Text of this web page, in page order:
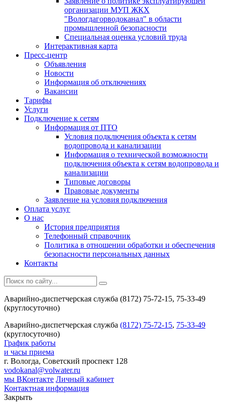
организации МУП ЖКХ
"Вологдагорводоканал" в области
промышленной безопасности
Специальная оценка условий труда
Интерактивная карта
Пресс-центр
Объявления
Новости
Информация об отключениях
Вакансии
Тарифы
Услуги
Подключение к сетям
Информация от ПТО
Условия подключения объекта к сетям
водопровода и канализации
Информация о технической возможности
подключения объекта к сетям водопровода и
канализации
Типовые договоры
Правовые документы
Заявление на условия подключения
Оплата услуг
О нас
История предприятия
Телефонный справочник
Политика в отношении обработки и обеспечения
безопасности персональных данных
Контакты
Аварийно-диспетчерская служба (8172) 75-72-15, 75-33-49
(круглосуточно)
Аварийно-диспетчерская служба (8172) 75-72-15, 75-33-49
(круглосуточно)
График работы
и часы приема
г. Вологда, Советский проспект 128
vodokanal@volwater.ru
мы ВКонтакте Личный кабинет
Контактная информация
Закрыть